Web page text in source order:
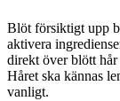
Blöt försiktigt upp
aktivera
direkt över blött hår
Håret ska kännas
vanligt.